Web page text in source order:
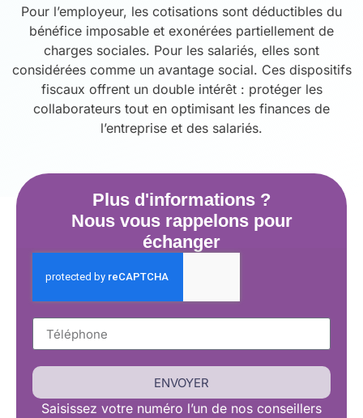
Pour l’employeur, les cotisations sont déductibles du
bénéfice imposable et exonérées partiellement de
charges sociales. Pour les salariés, elles sont
considérées comme un avantage social. Ces dispositifs
fiscaux offrent un double intérêt : protéger les
collaborateurs tout en optimisant les finances de
l’entreprise et des salariés.
Plus d'informations ?
Nous vous rappelons pour
échanger
ENVOYER
Saisissez votre numéro l’un de nos conseillers